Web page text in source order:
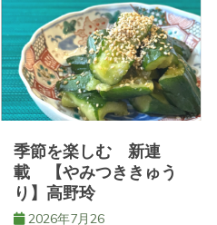
ビ
ゲ
ー
シ
季節を楽しむ 新連
載 【やみつききゅう
り】高野玲
2026年7月26